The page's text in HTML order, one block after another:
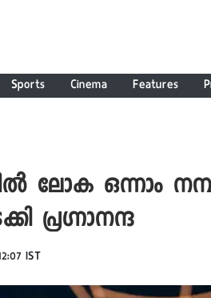
Sports Cinema Features
ലോക ഒന്നാം
പ്ര​ഗ്നാനന്ദ
IST